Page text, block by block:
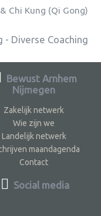
Chi Kung (Qi Gong)
- Diverse Coaching
Bewust Arnhem
Nijmegen
Zakelijk netwerk
Wie zijn we
Landelijk netwerk
maandagenda
Contact
Social media